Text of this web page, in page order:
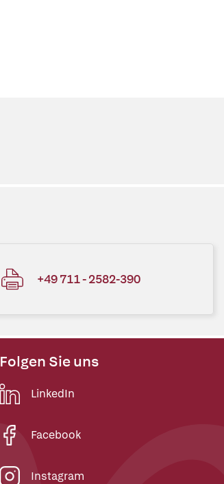
+49 711 - 2582-390
Folgen Sie uns
LinkedIn
Facebook
Instagram